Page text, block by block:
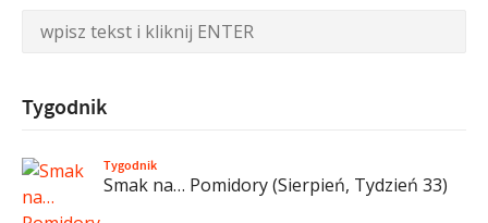
Tygodnik
Tygodnik
Smak na… Pomidory (Sierpień, Tydzień 33)